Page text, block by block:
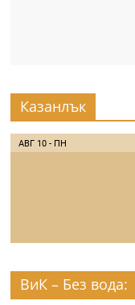
Казанлък
АВГ 10 - ПН
ВиК – Без вода: